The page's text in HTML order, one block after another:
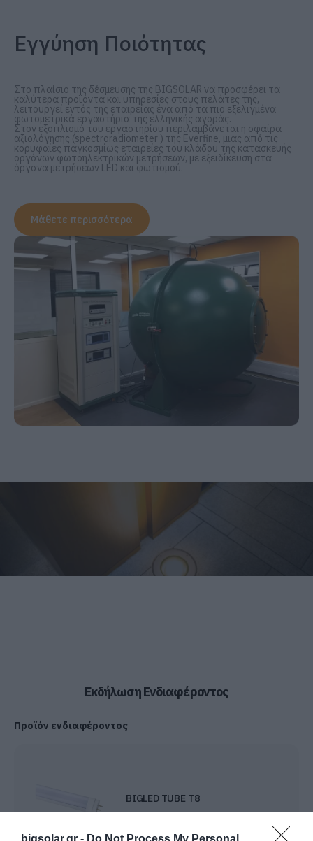
bigsolar.gr - Do Not Process My Personal
Εγγύηση Ποιότητας
Στο πλαίσιο της δέσμευσης της BIGSOLAR να προσφέρει τα
καλύτερα προϊόντα και υπηρεσίες στους πελάτες της,
λειτουργεί εντός της εταιρείας ένα από τα πιο εξελιγμένα
φωτομετρικά εργαστήρια της ελληνικής αγοράς.
Στον εξοπλισμό του εργαστηρίου περιλαμβάνεται η σφαίρα
αξιολόγησης (spectroradiometer ) της Everfine, μιας από τις
κορυφαίες παγκοσμίως εταιρείες του κλάδου της κατασκευής
οργάνων φωτοηλεκτρικών μετρήσεων, με εξειδίκευση στα
όργανα μετρήσεων LED και φωτισμού.
Μάθετε περισσότερα
Εκδήλωση Ενδιαφέροντος
Προϊόν ενδιαφέροντος
BIGLED TUBE T8